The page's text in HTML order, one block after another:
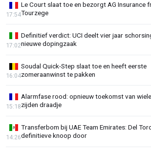
Le Court slaat toe en bezorgt AG Insurance
Tourzege
17:54
Definitief verdict: UCI deelt vier jaar
nieuwe dopingzaak
17:02
Soudal Quick-Step slaat toe en heeft eerste
zomeraanwinst te pakken
16:04
Alarmfase rood: opnieuw toekomst van
zijden draadje
15:18
Transferbom bij UAE Team Emirates: Del
definitieve knoop door
14:26